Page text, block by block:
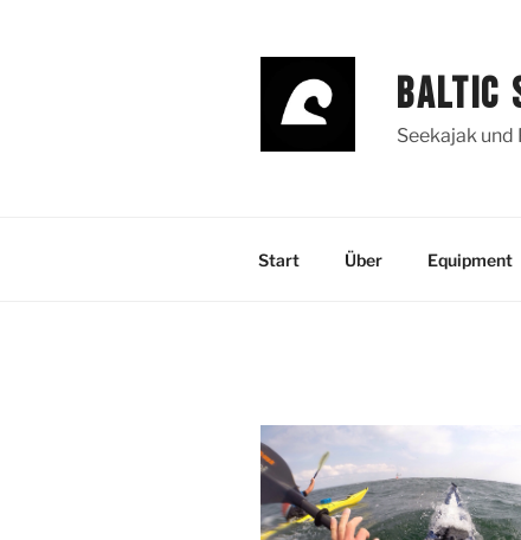
BALTIC
Seekajak und
Start Über Equipment